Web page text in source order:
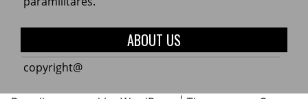
la
Cauca
ABOUT US
copyright@